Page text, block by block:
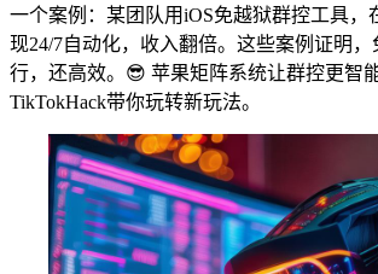
一个案例：某团队用iOS免越狱群控工具，
现24/7自动化，收入翻倍。这些案例证明
行，还高效。😎 苹果矩阵系统让群控更智
TikTokHack带你玩转新玩法。